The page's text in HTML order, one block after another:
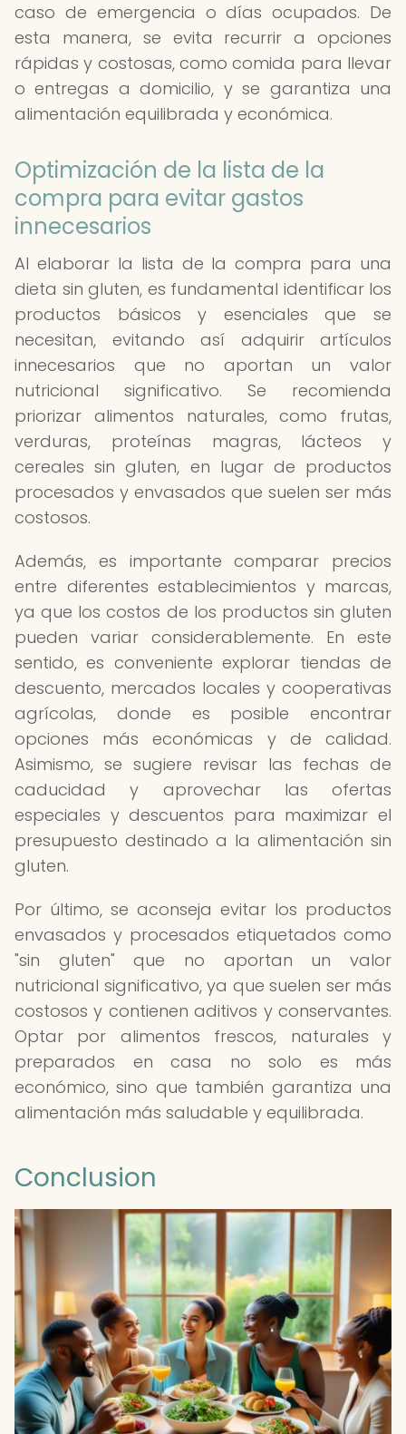
caso de emergencia o días ocupados. De
esta manera, se evita recurrir a opciones
rápidas y costosas, como comida para llevar
o entregas a domicilio, y se garantiza una
alimentación equilibrada y económica.
Optimización de la lista de la
compra para evitar gastos
innecesarios
Al elaborar la lista de la compra para una
dieta sin gluten, es fundamental identificar los
productos básicos y esenciales que se
necesitan, evitando así adquirir artículos
innecesarios que no aportan un valor
nutricional significativo. Se recomienda
priorizar alimentos naturales, como frutas,
verduras, proteínas magras, lácteos y
cereales sin gluten, en lugar de productos
procesados y envasados que suelen ser más
costosos.
Además, es importante comparar precios
entre diferentes establecimientos y marcas,
ya que los costos de los productos sin gluten
pueden variar considerablemente. En este
sentido, es conveniente explorar tiendas de
descuento, mercados locales y cooperativas
agrícolas, donde es posible encontrar
opciones más económicas y de calidad.
Asimismo, se sugiere revisar las fechas de
caducidad y aprovechar las ofertas
especiales y descuentos para maximizar el
presupuesto destinado a la alimentación sin
gluten.
Por último, se aconseja evitar los productos
envasados y procesados etiquetados como
"sin gluten" que no aportan un valor
nutricional significativo, ya que suelen ser más
costosos y contienen aditivos y conservantes.
Optar por alimentos frescos, naturales y
preparados en casa no solo es más
económico, sino que también garantiza una
alimentación más saludable y equilibrada.
Conclusion